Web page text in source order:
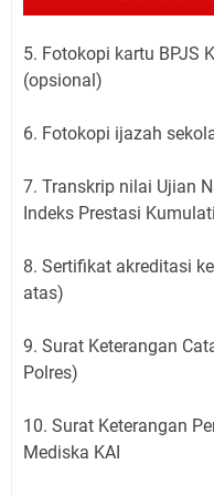
5. Fotokopi kartu BPJS
(opsional)
6. Fotokopi ijazah
7. Transkrip nilai Ujian
Indeks Prestasi
8. Sertifikat akreditasi
atas)
9. Surat Keterangan
Polres)
10. Surat Keterangan
Mediska KAI